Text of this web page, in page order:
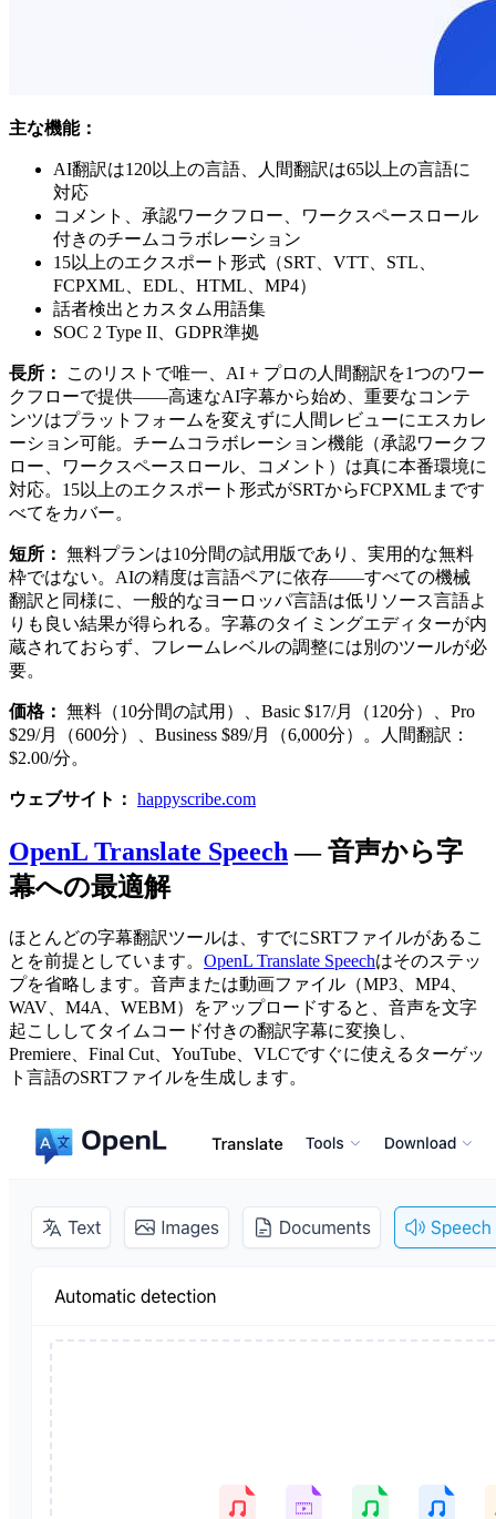
主な機能：
AI翻訳は120以上の言語、人間翻訳は65以上の言語に
対応
コメント、承認ワークフロー、ワークスペースロール
付きのチームコラボレーション
15以上のエクスポート形式（SRT、VTT、STL、
FCPXML、EDL、HTML、MP4）
話者検出とカスタム用語集
SOC 2 Type II、GDPR準拠
長所：
このリストで唯一、AI + プロの人間翻訳を1つのワー
クフローで提供——高速なAI字幕から始め、重要なコンテ
ンツはプラットフォームを変えずに人間レビューにエスカレ
ーション可能。チームコラボレーション機能（承認ワークフ
ロー、ワークスペースロール、コメント）は真に本番環境に
対応。15以上のエクスポート形式がSRTからFCPXMLまです
べてをカバー。
短所： 無料プランは10分間の試用版であり、実用的な無料
枠ではない。AIの精度は言語ペアに依存——すべての機械
翻訳と同様に、一般的なヨーロッパ言語は低リソース言語よ
りも良い結果が得られる。字幕のタイミングエディターが内
蔵されておらず、フレームレベルの調整には別のツールが必
要。
価格： 無料（10分間の試用）、Basic $17/月（120分）、Pro
$29/月（600分）、Business $89/月（6,000分）。人間翻訳：
$2.00/分。
ウェブサイト： happyscribe.com
OpenL Translate Speech — 音声から字
幕への最適解
ほとんどの字幕翻訳ツールは、すでにSRTファイルがあるこ
とを前提としています。 OpenL Translate Speechはそのステッ
プを省略します。音声または動画ファイル（MP3、MP4、
WAV、M4A、WEBM）をアップロードすると、音声を文字
起こししてタイムコード付きの翻訳字幕に変換し、
Premiere、Final Cut、YouTube、VLCですぐに使えるターゲッ
ト言語のSRTファイルを生成します。